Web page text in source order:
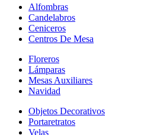
Alfombras
Candelabros
Ceniceros
Centros De Mesa
Floreros
Lámparas
Mesas Auxiliares
Navidad
Objetos Decorativos
Portaretratos
Velas